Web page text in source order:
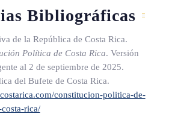
de Entidades Financieras.
Entidades Financieras estará
de la Contraloría General de la
Bibliográficas
de la República de Costa Rica.
Política de Costa Rica. Versión
al 2 de septiembre de 2025.
del Bufete de Costa Rica.
constitucion-politica-de-
rica/